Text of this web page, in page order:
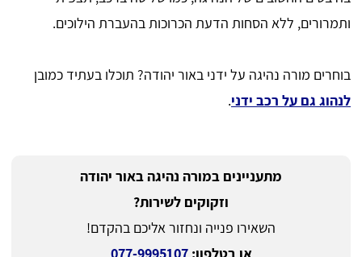
ותמרורים, ללא הסחות הדעת הכרוכות בהעברת הילוכים.
בוחרים מורה נהיגה על ידני באור יהודה? תוכלו בעתיד כמובן
לנהוג גם על רכב ידני.
מתעניינים במורה נהיגה באור יהודה
וזקוקים לשירות?
השאירו פנייה ונחזור אליכם בהקדם!
או בטלפון:077-9995107